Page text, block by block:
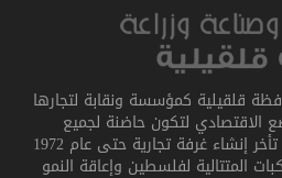
قلقيلية كمؤسسة ونقابة لتجارها
لتكون حاضنة لجميع
قطاعات المحافظة. كما ويرجع تأخر إنشاء غرفة تجارية حتى عام 1972
المتتالية لفلسطين وإعاقة النمو